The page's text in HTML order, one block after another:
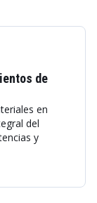
de
en
del
y